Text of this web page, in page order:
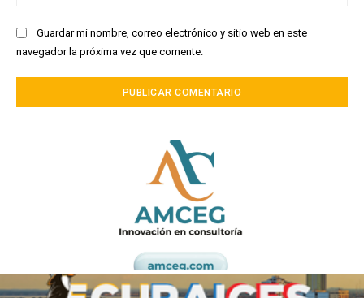
Guardar mi nombre, correo electrónico y sitio web en este
navegador la próxima vez que comente.